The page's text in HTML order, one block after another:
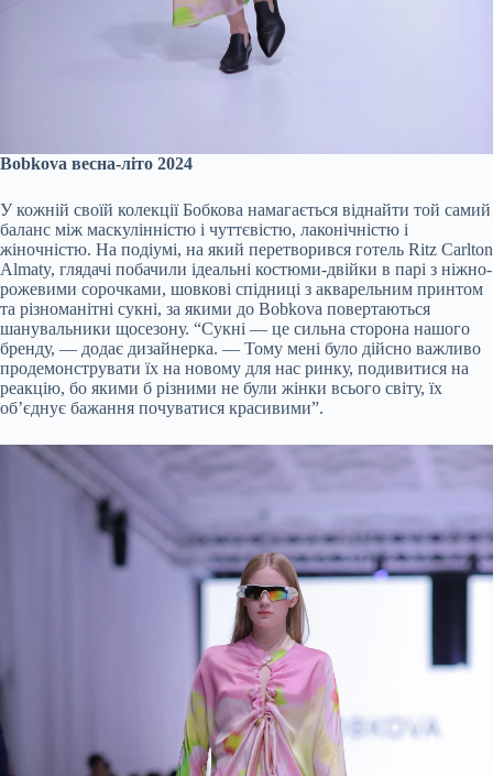
Bobkova весна-літо 2024
У кожній своїй колекції Бобкова намагається віднайти той самий
баланс між маскулінністю і чуттєвістю, лаконічністю і
жіночністю. На подіумі, на який перетворився готель Ritz Carlton
Almaty, глядачі побачили ідеальні костюми-двійки в парі з ніжно-
рожевими сорочками, шовкові спідниці з акварельним принтом
та різноманітні сукні, за якими до Bobkova повертаються
шанувальники щосезону. “Сукні — це сильна сторона нашого
бренду, — додає дизайнерка. — Тому мені було дійсно важливо
продемонструвати їх на новому для нас ринку, подивитися на
реакцію, бо якими б різними не були жінки всього світу, їх
об’єднує бажання почуватися красивими”.